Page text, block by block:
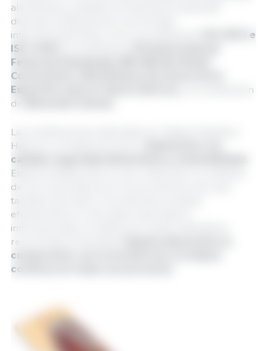
alimentaria y calidad, la empresa ha obtenido
diversas certificaciones reconocidas
internacionalmente como la certificación
ISO 9001 e
ISO 14001
Featured Standards), BRC (British Retail
Consortium), SAE (Sistema de Autocontrol
Espec
n
de
Las certificaciones obtenidas por Miguel España e
Hijos son un testimonio de su
calidad, seguridad alimentaria y sostenibilidad.
Estas acreditaciones no solo refuerzan la confianza
de los consumidores en sus productos, sino que
tambi
eficazmente en mercados nacionales e
internacionales. Al adherirse a estos estándares
reconocidos, Embutidos
compromiso con la excelencia y la mejora
continua en todos sus procesos.